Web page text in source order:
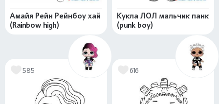
Амайя Рейн Рейнбоу хай
(Rainbow high)
Кукла ЛОЛ мальчик панк
(punk boy)
585 616